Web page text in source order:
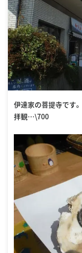
伊達家の菩提寺です。
拝観…\700